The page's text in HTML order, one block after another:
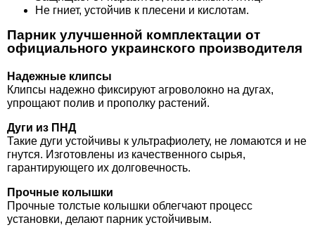
Не гниет, устойчив к плесени и кислотам.
Парник улучшенной комплектации от
официального украинского производителя
Надежные клипсы
Клипсы надежно фиксируют агроволокно на дугах,
упрощают полив и прополку растений.
Дуги из ПНД
Такие дуги устойчивы к ультрафиолету, не ломаются и не
гнутся. Изготовлены из качественного сырья,
гарантирующего их долговечность.
Прочные колышки
Прочные толстые колышки облегчают процесс
установки, делают парник устойчивым.